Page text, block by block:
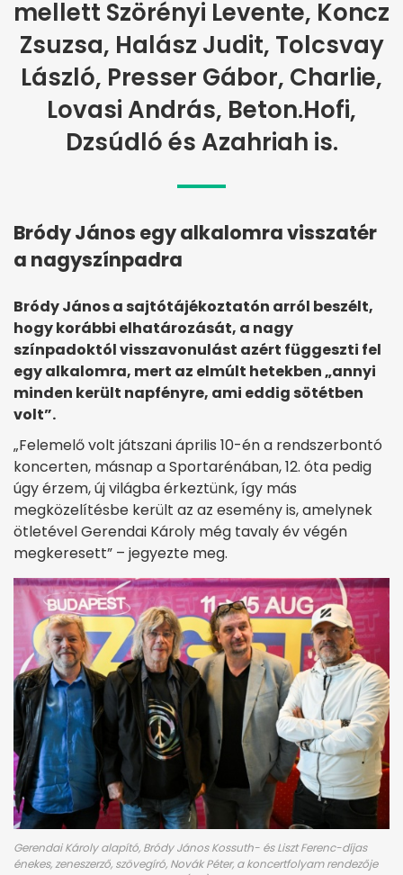
mellett Szörényi Levente, Koncz
Zsuzsa, Halász Judit, Tolcsvay
László, Presser Gábor, Charlie,
Lovasi András, Beton.Hofi,
Dzsúdló és Azahriah is.
Bródy János egy alkalomra visszatér
a nagyszínpadra
Bródy János a sajtótájékoztatón arról beszélt,
hogy korábbi elhatározását, a nagy
színpadoktól visszavonulást azért függeszti fel
egy alkalomra, mert az elmúlt hetekben „annyi
minden került napfényre, ami eddig sötétben
volt”.
„Felemelő volt játszani április 10-én a rendszerbontó
koncerten, másnap a Sportarénában, 12. óta pedig
úgy érzem, új világba érkeztünk, így más
megközelítésbe került az az esemény is, amelynek
ötletével Gerendai Károly még tavaly év végén
megkeresett” – jegyezte meg.
Gerendai Károly alapító, Bródy János Kossuth- és Liszt Ferenc-díjas
énekes, zeneszerző, szövegíró, Novák Péter, a koncertfolyam rendezője